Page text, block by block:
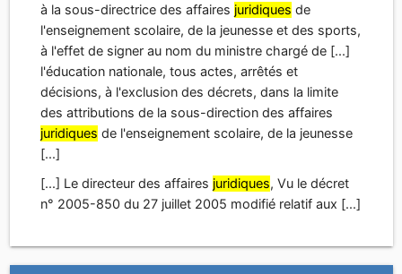
à la sous-directrice des affaires juridiques de
l'enseignement scolaire, de la jeunesse et des sports,
à l'effet de signer au nom du ministre chargé de [...]
l'éducation nationale, tous actes, arrêtés et
décisions, à l'exclusion des décrets, dans la limite
des attributions de la sous-direction des affaires
juridiques de l'enseignement scolaire, de la jeunesse
[...]
[...] Le directeur des affaires juridiques, Vu le décret
n° 2005-850 du 27 juillet 2005 modifié relatif aux [...]